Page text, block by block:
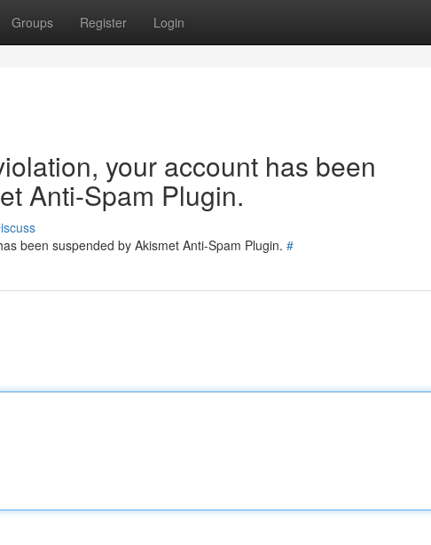
Groups Register Login
your account has been
Anti-Spam Plugin.
been suspended by Akismet Anti-Spam Plugin. #